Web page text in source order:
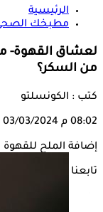
الرئيسية
مطبخك
لعشاق القهوة-
من السكر؟
كتب : الكونسلتو
08:02 م 03/03/2024
إضافة الملح للقهوة
تابعنا على